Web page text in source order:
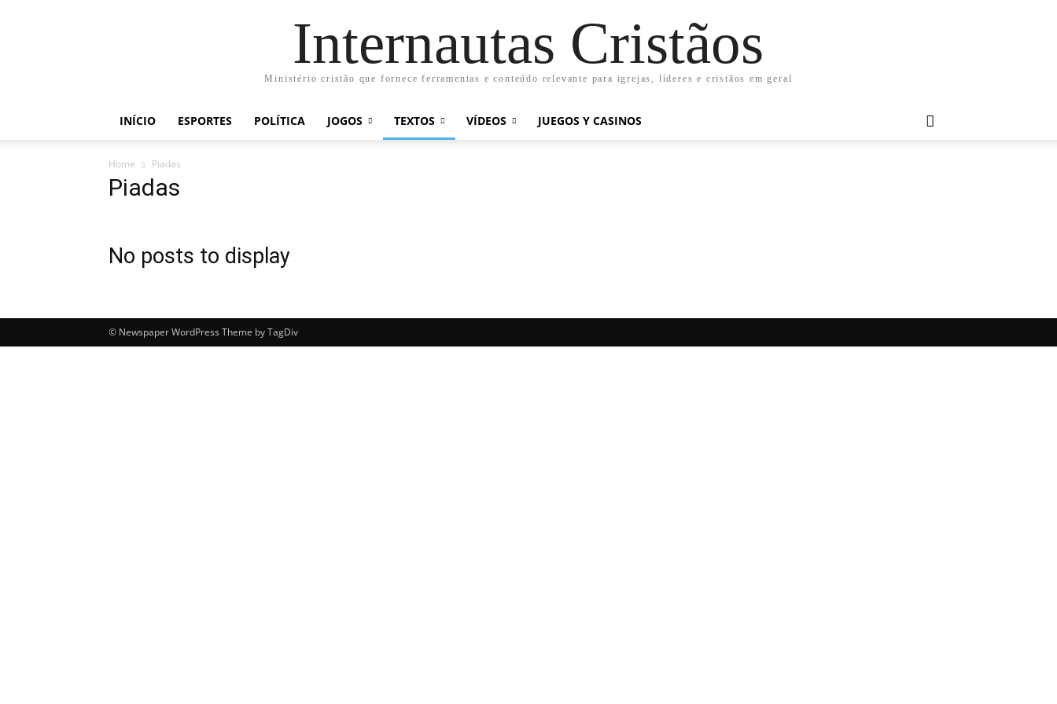
Internautas Cristãos
Ministério cristão que fornece ferramentas e conteúdo relevante para igrejas, líderes e cristãos em geral
INÍCIO ESPORTES POLÍTICA JOGOS TEXTOS VÍDEOS JUEGOS Y CASINOS
Home Piadas
Piadas
No posts to display
© Newspaper WordPress Theme by TagDiv